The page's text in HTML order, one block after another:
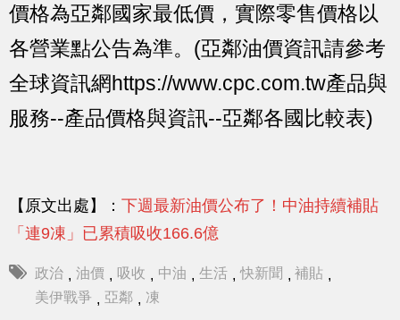
價格為亞鄰國家最低價，實際零售價格以
各營業點公告為準。(亞鄰油價資訊請參考
全球資訊網https://www.cpc.com.tw產品與
服務--產品價格與資訊--亞鄰各國比較表)
【原文出處】： 下週最新油價公布了！中油持續補貼
「連9凍」已累積吸收166.6億
政治 , 油價 , 吸收 , 中油 , 生活 , 快新聞 , 補貼 ,
美伊戰爭 , 亞鄰 , 凍